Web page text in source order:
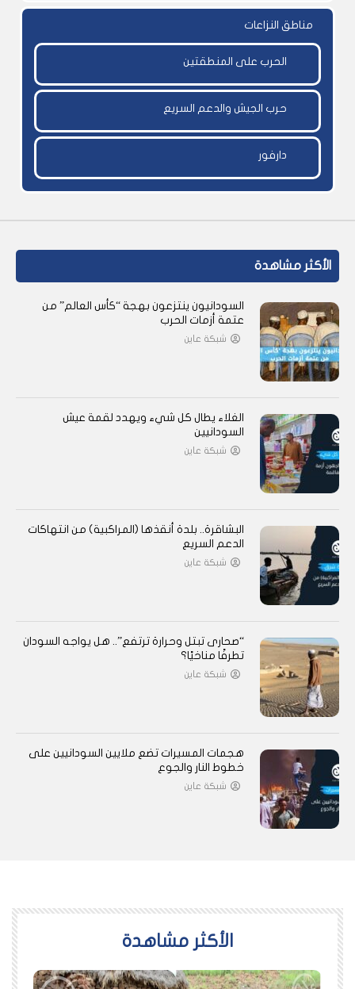
مناطق النزاعات
الحرب على المنطقتين
حرب الجيش والدعم السريع
دارفور
الأكثر مشاهدة
السودانيون ينتزعون بهجة “كأس العالم” من
عتمة أزمات الحرب
شبكة عاين
الغلاء يطال كل شيء ويهدد لقمة عيش
السودانيين
شبكة عاين
البشاقرة.. بلدة أنقذها (المراكبية) من انتهاكات
الدعم السريع
شبكة عاين
“صحارى تبتل وحرارة ترتفع”.. هل يواجه السودان
تطرفًا مناخيًا؟
شبكة عاين
هجمات المسيرات تضع ملايين السودانيين على
خطوط النار والجوع
شبكة عاين
اﻷكثر مشاهدة